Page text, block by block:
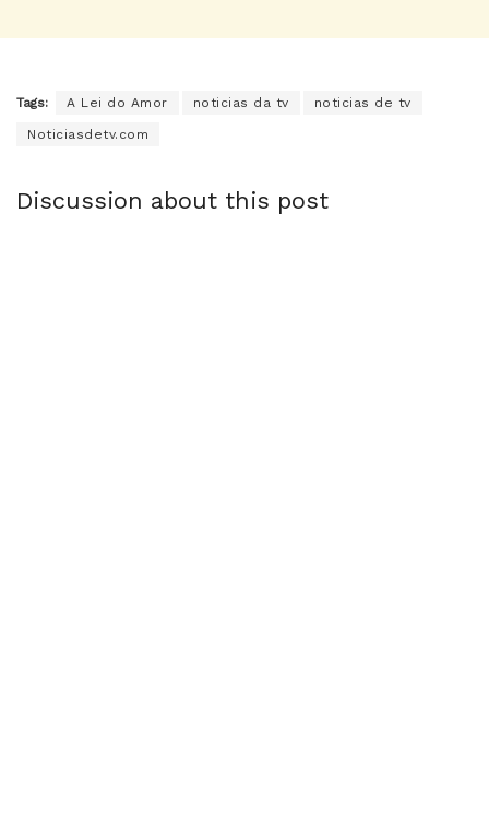
Tags: A Lei do Amor noticias da tv noticias de tv
Noticiasdetv.com
Discussion about this post